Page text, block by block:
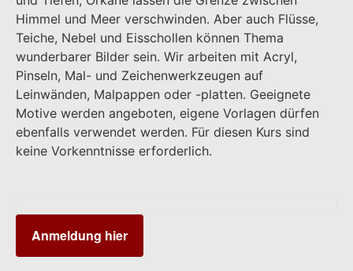
Himmel und Meer verschwinden. Aber auch Flüsse,
Teiche, Nebel und Eisschollen können Thema
wunderbarer Bilder sein. Wir arbeiten mit Acryl,
Pinseln, Mal- und Zeichenwerkzeugen auf
Leinwänden, Malpappen oder -platten. Geeignete
Motive werden angeboten, eigene Vorlagen dürfen
ebenfalls verwendet werden. Für diesen Kurs sind
keine Vorkenntnisse erforderlich.
Anmeldung hier